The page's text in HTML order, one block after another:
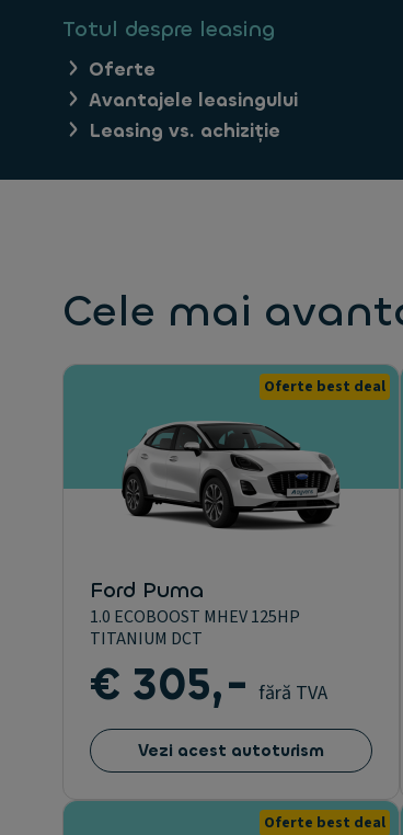
Totul despre leasing
Oferte
Avantajele leasingului
Leasing vs. achiziție
Cele mai
Oferte best deal
Ford Puma
1.0 ECOBOOST MHEV 125HP
TITANIUM DCT
€ 305,- fără TVA
Vezi acest autoturism
Oferte best deal